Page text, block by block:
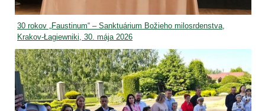
30 rokov „Faustinum“ – Sanktuárium Božieho milosrdenstva,
Krakov-Łagiewniki, 30. mája 2026